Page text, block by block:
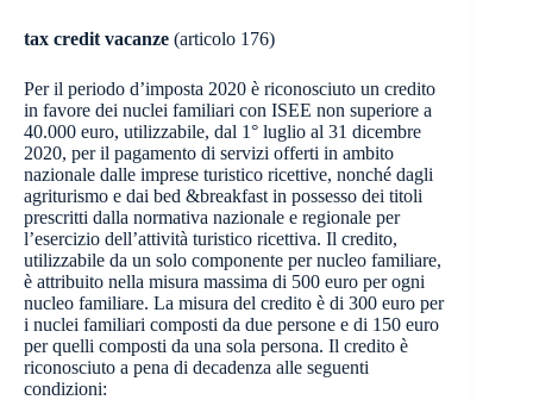
tax credit vacanze (articolo 176)
Per il periodo d’imposta 2020 è riconosciuto un credito
in favore dei nuclei familiari con ISEE non superiore a
40.000 euro, utilizzabile, dal 1° luglio al 31 dicembre
2020, per il pagamento di servizi offerti in ambito
nazionale dalle imprese turistico ricettive, nonché dagli
agriturismo e dai bed &breakfast in possesso dei titoli
prescritti dalla normativa nazionale e regionale per
l’esercizio dell’attività turistico ricettiva. Il credito,
utilizzabile da un solo componente per nucleo familiare,
è attribuito nella misura massima di 500 euro per ogni
nucleo familiare. La misura del credito è di 300 euro per
i nuclei familiari composti da due persone e di 150 euro
per quelli composti da una sola persona. Il credito è
riconosciuto a pena di decadenza alle seguenti
condizioni: